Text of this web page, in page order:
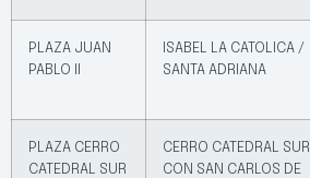
PLAZA JUAN
PABLO II
ISABEL LA CATOLICA /
SANTA ADRIANA
PLAZA CERRO
CATEDRAL SUR
CERRO CATEDRAL SUR
CON SAN CARLOS DE